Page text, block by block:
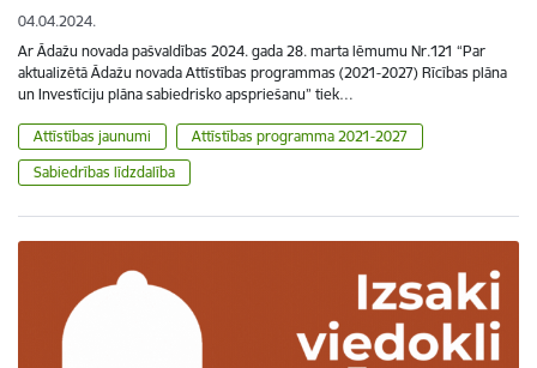
04.04.2024.
Ar Ādažu novada pašvaldības 2024. gada 28. marta lēmumu Nr.121 “Par
aktualizētā Ādažu novada Attīstības programmas (2021-2027) Rīcības plāna
un Investīciju plāna sabiedrisko apspriešanu” tiek…
Attīstības jaunumi
Attīstības programma 2021-2027
Sabiedrības līdzdalība